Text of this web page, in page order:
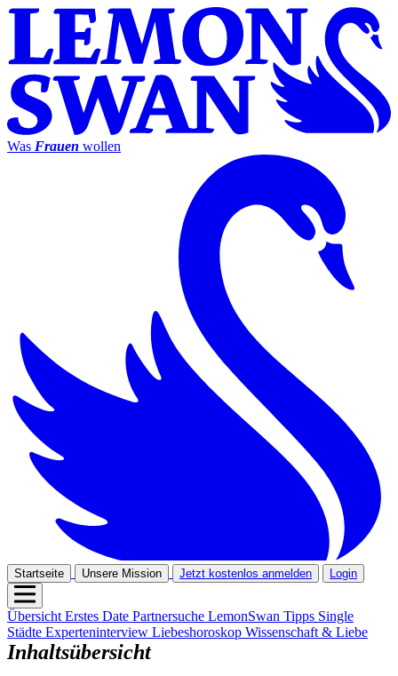
Was Frauen wollen
Startseite Unsere Mission Jetzt kostenlos anmelden Login
ÜbersichtErstes Date Partnersuche LemonSwan Tipps Single
Städte Experteninterview Liebeshoroskop Wissenschaft & Liebe
Inhaltsübersicht